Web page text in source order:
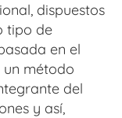
dispuestos
tipo de
en el
método
del
y así,